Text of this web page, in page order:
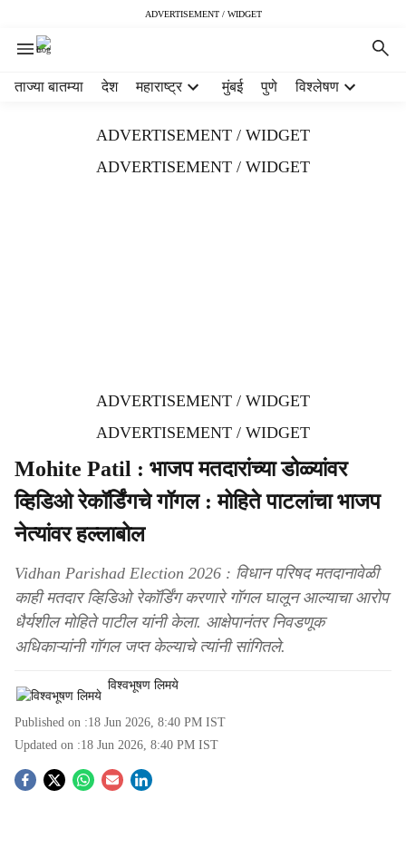
ADVERTISEMENT / WIDGET
ताज्या बातम्या देश महाराष्ट्र मुंबई पुणे विश्लेषण
ADVERTISEMENT / WIDGET
ADVERTISEMENT / WIDGET
ADVERTISEMENT / WIDGET
ADVERTISEMENT / WIDGET
Mohite Patil : भाजप मतदारांच्या डोळ्यांवर
व्हिडिओ रेकॉर्डिंगचे गॉगल : मोहिते पाटलांचा भाजप
नेत्यांवर हल्लाबोल
Vidhan Parishad Election 2026 : विधान परिषद मतदानावेळी
काही मतदार व्हिडिओ रेकॉर्डिंग करणारे गॉगल घालून आल्याचा आरोप
धैर्यशील मोहिते पाटील यांनी केला. आक्षेपानंतर निवडणूक
अधिकाऱ्यांनी गॉगल जप्त केल्याचे त्यांनी सांगितले.
विश्वभूषण लिमये
Published on :18 Jun 2026, 8:40 PM IST
Updated on :18 Jun 2026, 8:40 PM IST
S